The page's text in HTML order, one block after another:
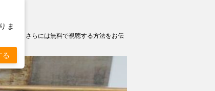
情報、さらには無料で視聴する方法をお伝
ま
る